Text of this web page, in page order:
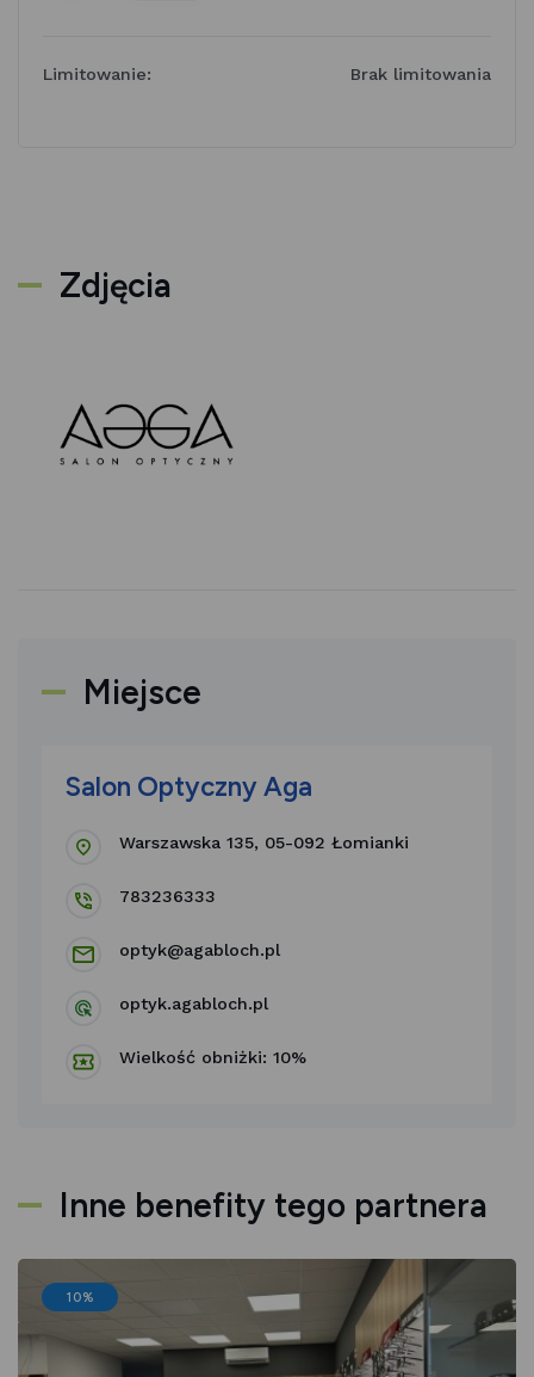
Limitowanie: Brak limitowania
Zdjęcia
Miejsce
Salon Optyczny Aga
Warszawska 135, 05-092 Łomianki
783236333
optyk@agabloch.pl
optyk.agabloch.pl
Wielkość obniżki: 10%
Inne benefity tego partnera
10%